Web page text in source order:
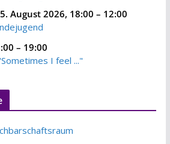
August 2026, 18:00 – 12:00
– 19:00
I feel ..."